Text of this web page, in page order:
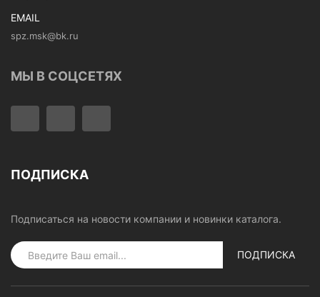
EMAIL
spz.msk@bk.ru
МЫ В СОЦСЕТЯХ
ПОДПИСКА
Подписаться на новости компании и новинки каталога.
ПОДПИСКА